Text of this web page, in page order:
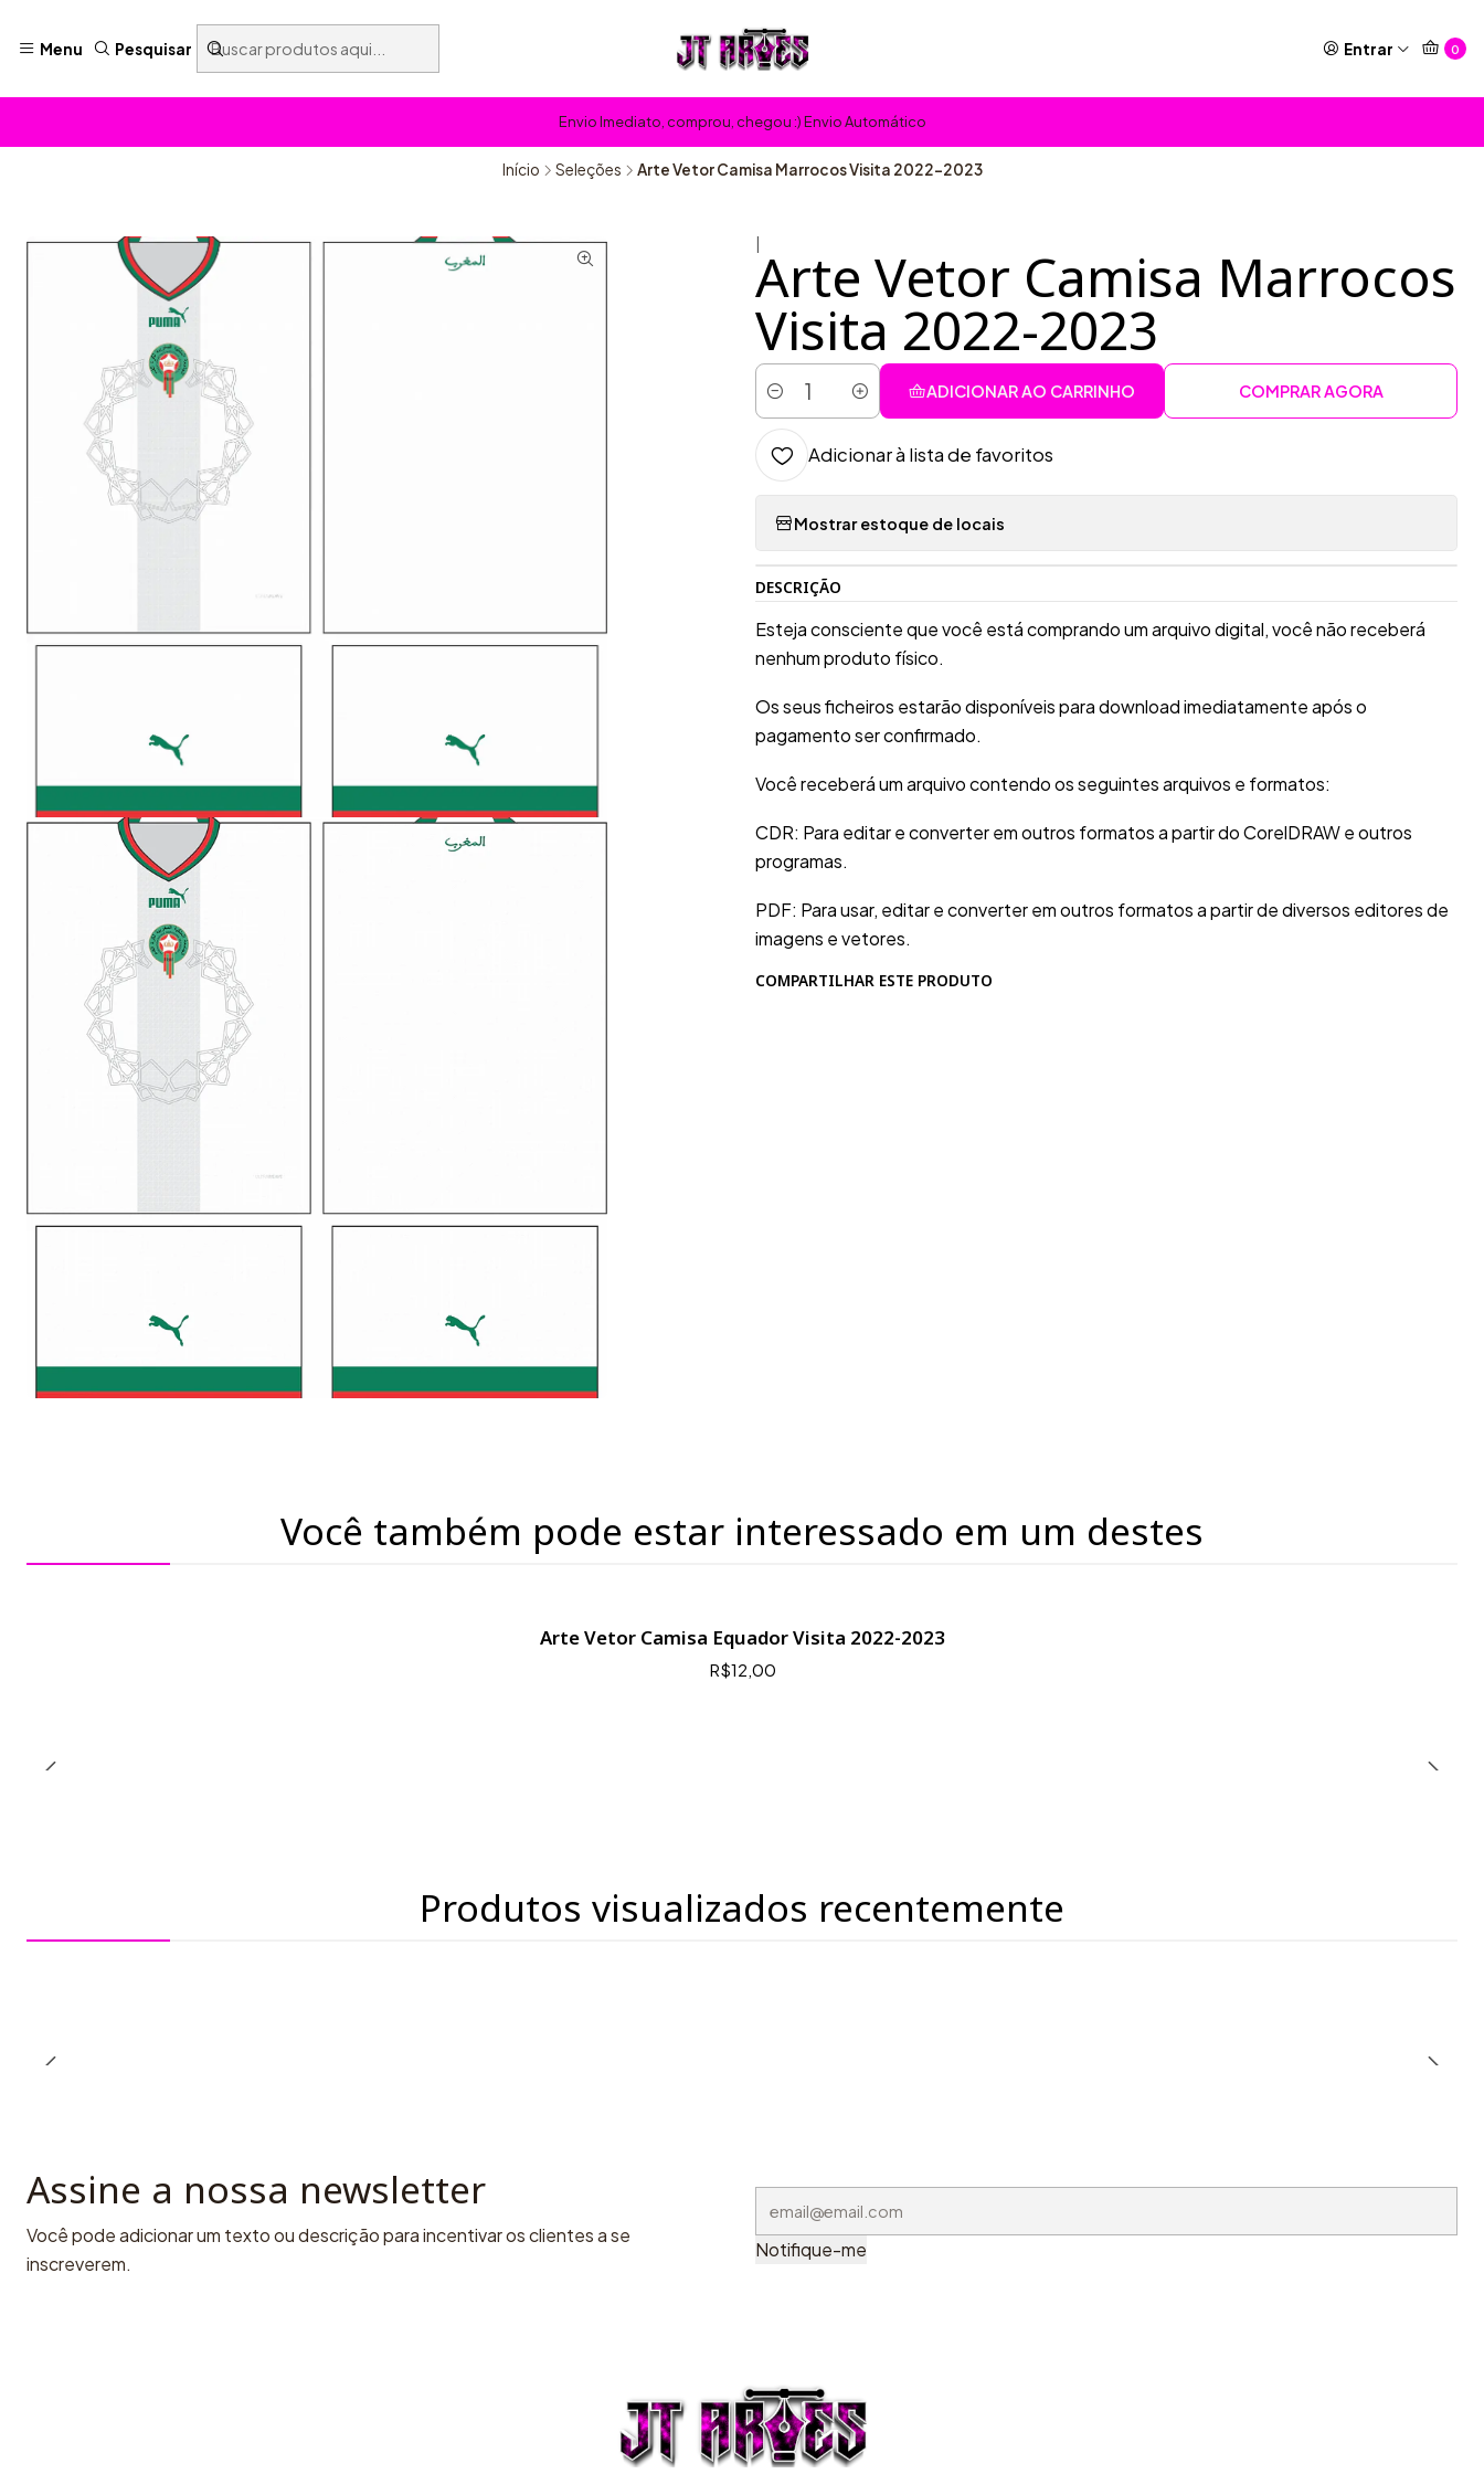
Menu Pesquisar Entrar 0
Envio Imediato, comprou, chegou :) Envio Automático
Início Seleções Arte Vetor Camisa Marrocos Visita 2022-2023
Arte Vetor Camisa Marrocos
Visita 2022-2023
Quantidade
ADICIONAR AO CARRINHO COMPRAR AGORA
Adicionar à lista de favoritos
Mostrar estoque de locais
DESCRIÇÃO
Esteja consciente que você está comprando um arquivo digital, você não receberá
nenhum produto físico.
Os seus ficheiros estarão disponíveis para download imediatamente após o
pagamento ser confirmado.
Você receberá um arquivo contendo os seguintes arquivos e formatos:
CDR: Para editar e converter em outros formatos a partir do CorelDRAW e outros
programas.
PDF: Para usar, editar e converter em outros formatos a partir de diversos editores de
imagens e vetores.
COMPARTILHAR ESTE PRODUTO
Você também pode estar interessado em um destes
Arte Vetor Camisa Equador Visita 2022-2023
R$12,00
Produtos visualizados recentemente
Assine a nossa newsletter
Você pode adicionar um texto ou descrição para incentivar os clientes a se
inscreverem.
Notifique-me